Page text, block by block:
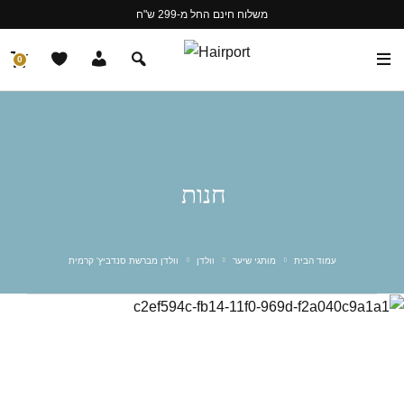
משלוח חינם החל מ-299 ש"ח
0
חנות
עמוד הבית מותגי שיער וולדן וולדן מברשת סנדביץ' קרמית